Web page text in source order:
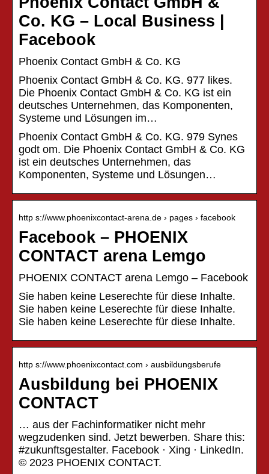
Co. KG – Local Business |
Facebook
Phoenix Contact GmbH & Co. KG
Phoenix Contact GmbH & Co. KG. 977 likes.
Die Phoenix Contact GmbH & Co. KG ist ein
deutsches Unternehmen, das Komponenten,
Systeme und Lösungen im…
Phoenix Contact GmbH & Co. KG. 979 Synes
godt om. Die Phoenix Contact GmbH & Co. KG
ist ein deutsches Unternehmen, das
Komponenten, Systeme und Lösungen…
http s://www.phoenixcontact-arena.de › pages › facebook
Facebook – PHOENIX
CONTACT arena Lemgo
PHOENIX CONTACT arena Lemgo – Facebook
Sie haben keine Leserechte für diese Inhalte.
Sie haben keine Leserechte für diese Inhalte.
Sie haben keine Leserechte für diese Inhalte.
http s://www.phoenixcontact.com › ausbildungsberufe
Ausbildung bei PHOENIX
CONTACT
… aus der Fachinformatiker nicht mehr
wegzudenken sind. Jetzt bewerben. Share this:
#zukunftsgestalter. Facebook · Xing · LinkedIn.
© 2023 PHOENIX CONTACT.